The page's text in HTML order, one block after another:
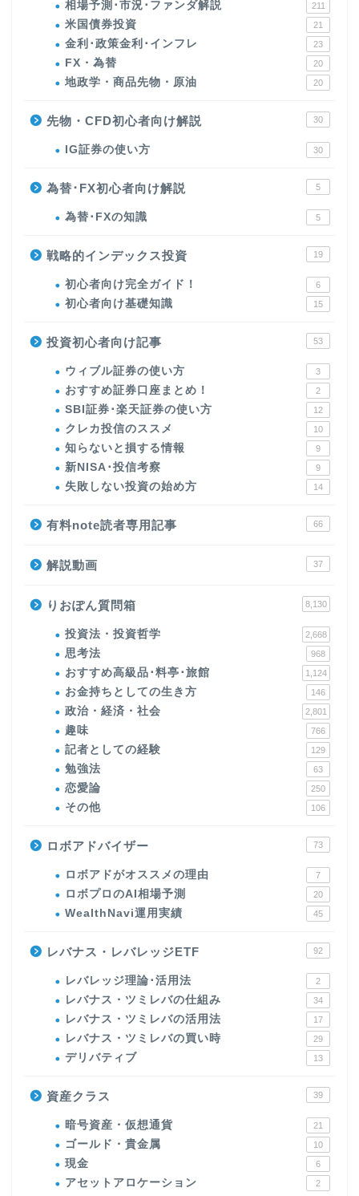
相場予測･市況･ファンダ解説 211
米国債券投資 21
金利･政策金利･インフレ 23
FX・為替 20
地政学・商品先物・原油 20
先物・CFD初心者向け解説 30
IG証券の使い方 30
為替･FX初心者向け解説 5
為替･FXの知識 5
戦略的インデックス投資 19
初心者向け完全ガイド！ 6
初心者向け基礎知識 15
投資初心者向け記事 53
ウィブル証券の使い方 3
おすすめ証券口座まとめ！ 2
SBI証券･楽天証券の使い方 12
クレカ投信のススメ 10
知らないと損する情報 9
新NISA･投信考察 9
失敗しない投資の始め方 14
有料note読者専用記事 66
解説動画 37
りおぽん質問箱 8,130
投資法・投資哲学 2,668
思考法 968
おすすめ高級品･料亭･旅館 1,124
お金持ちとしての生き方 146
政治・経済・社会 2,801
趣味 766
記者としての経験 129
勉強法 63
恋愛論 250
その他 106
ロボアドバイザー 73
ロボアドがオススメの理由 7
ロボプロのAI相場予測 20
WealthNavi運用実績 45
レバナス・レバレッジETF 92
レバレッジ理論･活用法 2
レバナス・ツミレバの仕組み 34
レバナス・ツミレバの活用法 17
レバナス・ツミレバの買い時 29
デリバティブ 13
資産クラス 39
暗号資産・仮想通貨 21
ゴールド・貴金属 10
現金 6
アセットアロケーション 2